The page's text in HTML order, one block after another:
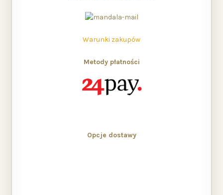
Warunki zakupów
Metody płatności
Opcje dostawy